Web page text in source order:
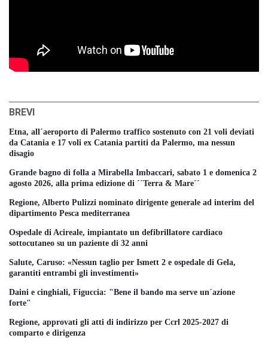
BREVI
Etna, all´aeroporto di Palermo traffico sostenuto con 21 voli deviati
da Catania e 17 voli ex Catania partiti da Palermo, ma nessun
disagio
Grande bagno di folla a Mirabella Imbaccari, sabato 1 e domenica 2
agosto 2026, alla prima edizione di ´´Terra & Mare´´
Regione, Alberto Pulizzi nominato dirigente generale ad interim del
dipartimento Pesca mediterranea
Ospedale di Acireale, impiantato un defibrillatore cardiaco
sottocutaneo su un paziente di 32 anni
Salute, Caruso: «Nessun taglio per Ismett 2 e ospedale di Gela,
garantiti entrambi gli investimenti»
Daini e cinghiali, Figuccia: "Bene il bando ma serve un´azione
forte"
Regione, approvati gli atti di indirizzo per Ccrl 2025-2027 di
comparto e dirigenza